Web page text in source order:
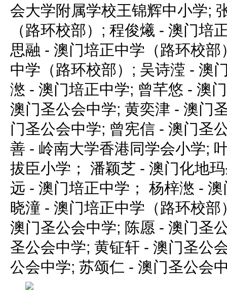
会大学附属学校王锦辉中小学;
（路环校部）; 程俊爔 - 澳门培
思融 - 澳门培正中学（路环校
中学（路环校部）; 吴诗滢 - 澳
滺 - 澳门培正中学; 曾芊悠 - 澳
澳门圣公会中学; 黄奕津 - 澳门
门圣公会中学; 曾宪信 - 澳门圣
善 - 岭南大学香港同学会小学;
拔臣小学； 潘颖芝 - 澳门化地
远 - 澳门培正中学； 杨梓滺 -
晓潼 - 澳门培正中学（路环校
澳门圣公会中学; 陈愿 - 澳门圣
圣公会中学; 黄钲轩 - 澳门圣公
公会中学; 苏颂仁 - 澳门圣公会